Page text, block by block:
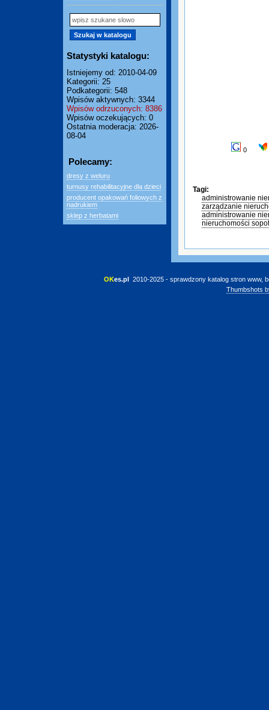
Statystyki katalogu:
Istniejemy od: 2010-04-09
Kategorii: 25
Podkategorii: 548
Wpisów aktywnych: 3344
Wpisów odrzuconych: 8386
Wpisów oczekujących: 0
Ostatnia moderacja: 2026-
08-04
Polecamy:
dresy z weluru
turnusy rehabilitacyjne dla dzieci
producent opakowań foliowych z
nadrukiem
sklep z herbatami
0
Tagi:
administrowanie
zarządzanie
administrowanie
nieruchomości sopot
OKes.pl 2010-2025 - sprawdzony katalog stron www,
Thumbshots